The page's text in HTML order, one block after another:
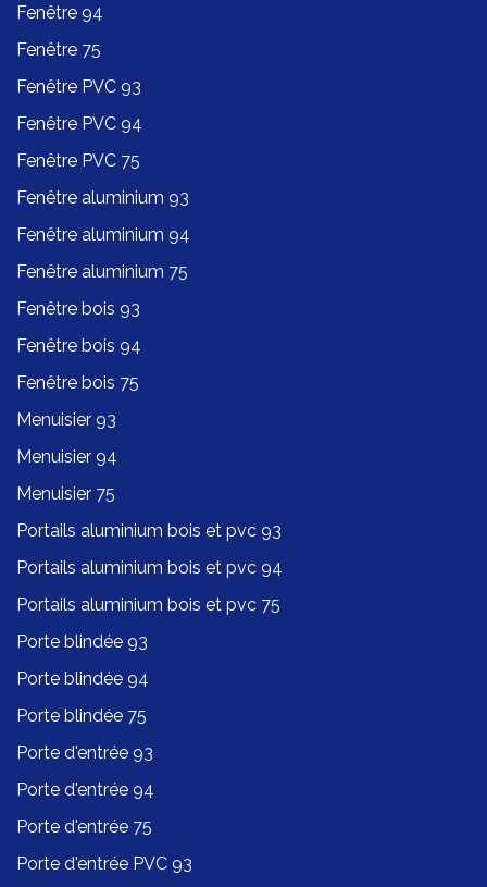
Fenêtre 94
Fenêtre 75
Fenêtre PVC 93
Fenêtre PVC 94
Fenêtre PVC 75
Fenêtre aluminium 93
Fenêtre aluminium 94
Fenêtre aluminium 75
Fenêtre bois 93
Fenêtre bois 94
Fenêtre bois 75
Menuisier 93
Menuisier 94
Menuisier 75
Portails aluminium bois et pvc 93
Portails aluminium bois et pvc 94
Portails aluminium bois et pvc 75
Porte blindée 93
Porte blindée 94
Porte blindée 75
Porte d'entrée 93
Porte d'entrée 94
Porte d'entrée 75
Porte d'entrée PVC 93